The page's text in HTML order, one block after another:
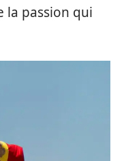
la passion qui